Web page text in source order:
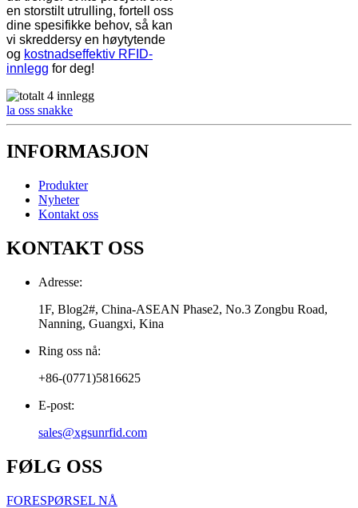
en storstilt utrulling, fortell oss
dine spesifikke behov, så kan
vi skreddersy en høytytende
og kostnadseffektiv RFID-
innlegg for deg!
la oss snakke
INFORMASJON
Produkter
Nyheter
Kontakt oss
KONTAKT OSS
Adresse:
1F, Blog2#, China-ASEAN Phase2, No.3 Zongbu Road,
Nanning, Guangxi, Kina
Ring oss nå:
+86-(0771)5816625
E-post:
sales@xgsunrfid.com
FØLG OSS
FORESPØRSEL NÅ